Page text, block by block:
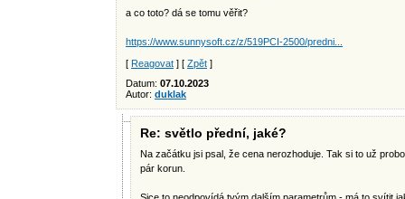
a co toto? dá se tomu věřit?
https://www.sunnysoft.cz/z/519PCI-2500/predni...
[ Reagovat ] [ Zpět ]
Datum: 07.10.2023
Autor: duklak
Re: světlo přední, jaké?
Na začátku jsi psal, že cena nerozhoduje. Tak si to už
pár korun.